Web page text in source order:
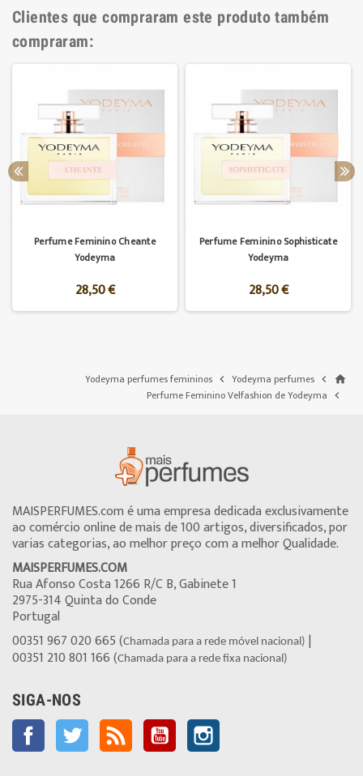
Clientes que compraram este produto também
compraram:
Perfume Feminino Cheante
Yodeyma
28,50 €
Perfume Feminino Sophisticate
Yodeyma
28,50 €
home

Yodeyma perfumes

Yodeyma perfumes femininos

Perfume Feminino Velfashion de Yodeyma
MAISPERFUMES.com é uma empresa dedicada exclusivamente
ao comércio online de mais de 100 artigos, diversificados, por
varias categorias, ao melhor preço com a melhor Qualidade.
MAISPERFUMES.COM
Rua Afonso Costa 1266 R/C B, Gabinete 1
2975-314 Quinta do Conde
Portugal
00351 967 020 665 (Chamada para a rede móvel nacional) |
00351 210 801 166 (Chamada para a rede fixa nacional)
SIGA-NOS
Facebook Twitter Rss YouTube